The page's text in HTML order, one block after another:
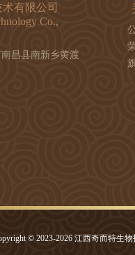
有限公司
Co.,
昌县南新乡黄渡
© 2023-2026 江西奇而特生物